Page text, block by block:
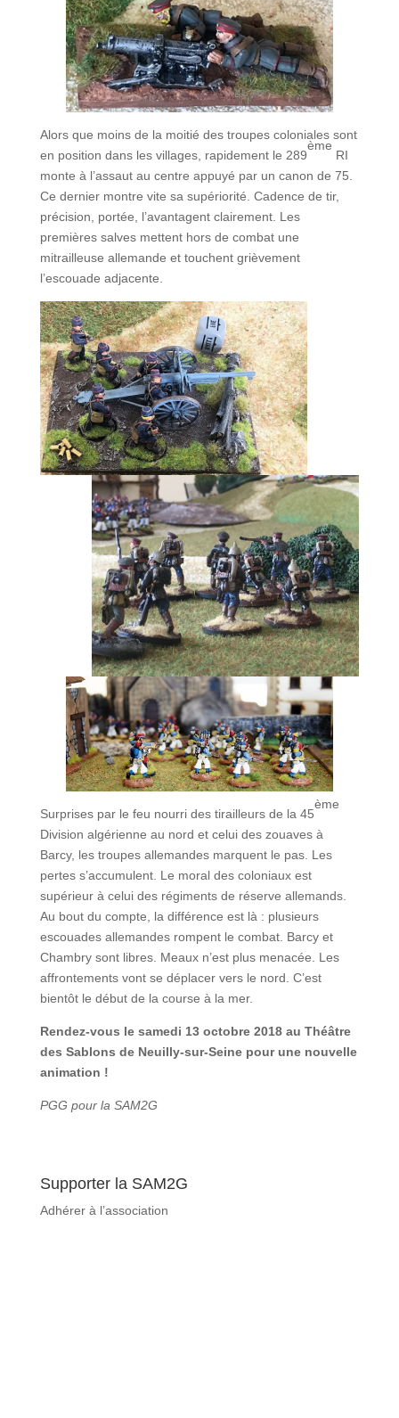
Alors que moins de la moitié des troupes coloniales sont
en position dans les villages, rapidement le 289
ème
RI
monte à l’assaut au centre appuyé par un canon de 75.
Ce dernier montre vite sa supériorité. Cadence de tir,
précision, portée, l’avantagent clairement. Les
premières salves mettent hors de combat une
mitrailleuse allemande et touchent grièvement
l’escouade adjacente.
Surprises par le feu nourri des tirailleurs de la 45
ème
Division algérienne au nord et celui des zouaves à
Barcy, les troupes allemandes marquent le pas. Les
pertes s’accumulent. Le moral des coloniaux est
supérieur à celui des régiments de réserve allemands.
Au bout du compte, la différence est là : plusieurs
escouades allemandes rompent le combat. Barcy et
Chambry sont libres. Meaux n’est plus menacée. Les
affrontements vont se déplacer vers le nord. C’est
bientôt le début de la course à la mer.
Rendez-vous le samedi 13 octobre 2018 au Théâtre
des Sablons de Neuilly-sur-Seine pour une nouvelle
animation !
PGG pour la SAM2G
Supporter la SAM2G
Adhérer à l’association